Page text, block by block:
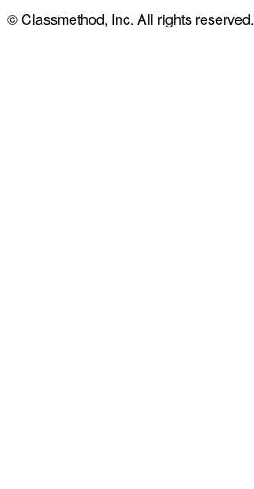
© Classmethod, Inc. All rights reserved.